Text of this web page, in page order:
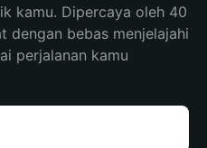
kamu. Dipercaya oleh 40
dengan bebas menjelajahi
perjalanan kamu